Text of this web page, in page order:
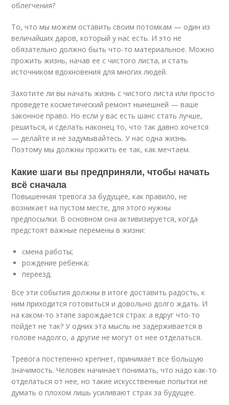
облегчения?
То, что мы можем оставить своим потомкам — один из
величайших даров, который у нас есть. И это не
обязательно должно быть что-то материальное. Можно
прожить жизнь, начав ее с чистого листа, и стать
источником вдохновения для многих людей.
Захотите ли вы начать жизнь с чистого листа или просто
проведете косметический ремонт нынешней — ваше
законное право. Но если у вас есть шанс стать лучше,
решиться, и сделать наконец то, что так давно хочется
— делайте и не задумывайтесь. У нас одна жизнь.
Поэтому мы должны прожить ее так, как мечтаем.
Какие шаги вы предприняли, чтобы начать
всё сначала
Повышенная тревога за будущее, как правило, не
возникает на пустом месте, для этого нужны
предпосылки. В основном она активизируется, когда
предстоят важные перемены в жизни:
смена работы;
рождение ребенка;
переезд.
Все эти события должны в итоге доставить радость, к
ним приходится готовиться и довольно долго ждать. И
на каком-то этапе зарождается страх: а вдруг что-то
пойдет не так? У одних эта мысль не задерживается в
голове надолго, а другие не могут от нее отделаться.
Тревога постепенно крепнет, принимает все большую
значимость. Человек начинает понимать, что надо как-то
отделаться от нее, но такие искусственные попытки не
думать о плохом лишь усиливают страх за будущее.